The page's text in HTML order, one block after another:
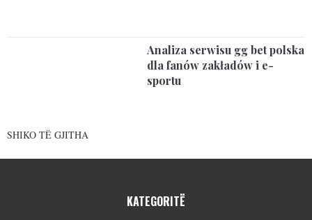
Analiza serwisu gg bet polska
dla fanów zakładów i e-
sportu
SHIKO TË GJITHA
KATEGORITË